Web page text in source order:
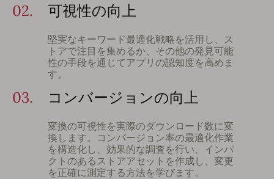
02. 可視性の向上
堅実なキーワード最適化戦略を活用し、ス
トアで注目を集めるか、その他の発見可能
性の手段を通じてアプリの認知度を高めま
す。
03. コンバージョンの向上
変換の可視性を実際のダウンロード数に変
換します。コンバージョン率の最適化作業
を構造化し、効果的な調査を行い、インパ
クトのあるストアアセットを作成し、変更
を正確に測定する方法を学びます。